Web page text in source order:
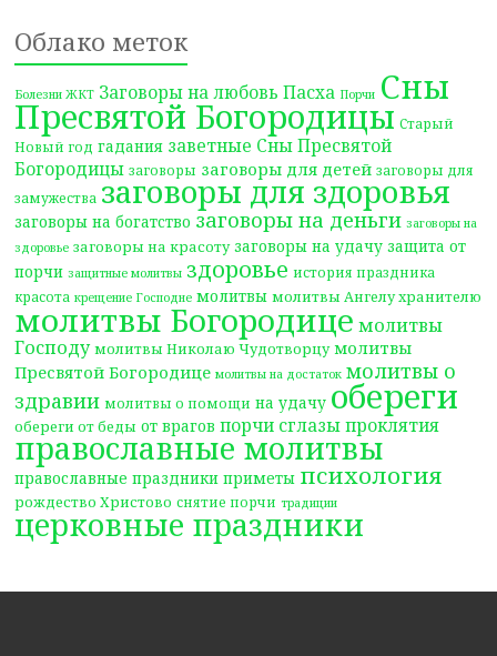
Облако меток
Болезни ЖКТ Заговоры на любовь Пасха Порчи Сны
Пресвятой Богородицы Старый
Новый год гадания заветные Сны Пресвятой
Богородицы заговоры заговоры для детей заговоры для
замужества заговоры для здоровья
заговоры на богатство заговоры на деньги заговоры на
здоровье заговоры на красоту заговоры на удачу защита от
порчи защитные молитвы здоровье история праздника
красота крещение Господне молитвы молитвы Ангелу хранителю
молитвы Богородице молитвы
Господу молитвы Николаю Чудотворцу молитвы
Пресвятой Богородице молитвы на достаток молитвы о
здравии молитвы о помощи на удачу обереги
обереги от беды от врагов порчи сглазы проклятия
православные молитвы
православные праздники приметы психология
рождество Христово снятие порчи традиции
церковные праздники